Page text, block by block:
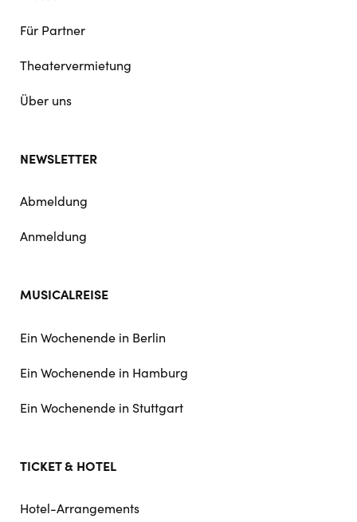
Für Partner
Theatervermietung
Über uns
NEWSLETTER
Abmeldung
Anmeldung
MUSICALREISE
Ein Wochenende in Berlin
Ein Wochenende in Hamburg
Ein Wochenende in Stuttgart
TICKET & HOTEL
Hotel-Arrangements